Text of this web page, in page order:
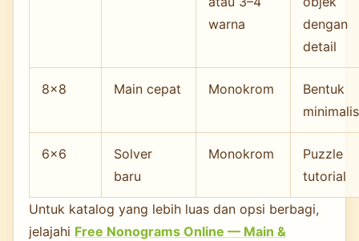
warna
dengan
detail
8×8 Main cepat Monokrom
Bentuk
minimalis
6×6
Solver
baru
Monokrom
Puzzle
tutorial
Untuk katalog yang lebih luas dan opsi berbagi,
jelajahi Free Nonograms Online — Main &